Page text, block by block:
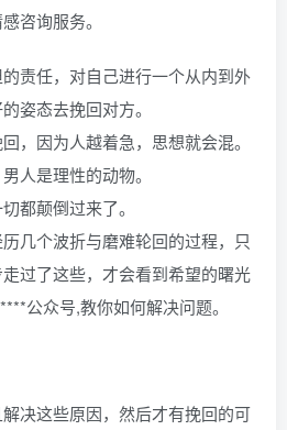
咨询服务。
责任，对自己进行一个从内到外
姿态去挽回对方。
，因为人越着急，思想就会混。
人是理性的动物。
都颠倒过来了。
几个波折与磨难轮回的过程，只
过了这些，才会看到希望的曙光
公众号,教你如何解决问题。
决这些原因，然后才有挽回的可